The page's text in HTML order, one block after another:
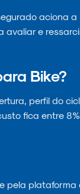
aciona a
avaliar e
Bike?
perfil do
fica entre 8%
pela plataforma